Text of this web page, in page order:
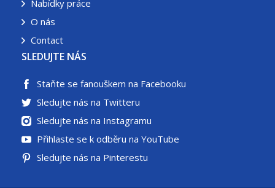
Nabídky práce
O nás
Contact
SLEDUJTE NÁS
Staňte se fanouškem na Facebooku
Sledujte nás na Twitteru
Sledujte nás na Instagramu
Přihlaste se k odběru na YouTube
Sledujte nás na Pinterestu